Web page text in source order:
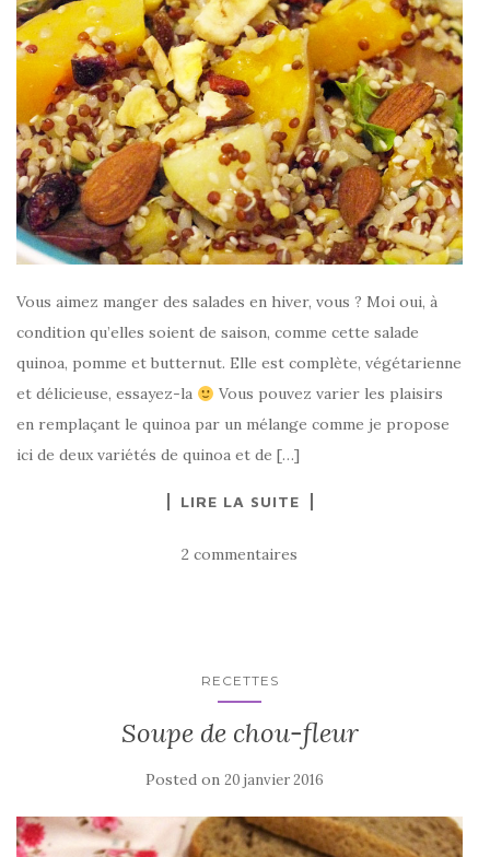
Vous aimez manger des salades en hiver, vous ? Moi oui, à
condition qu’elles soient de saison, comme cette salade
quinoa, pomme et butternut. Elle est complète, végétarienne
et délicieuse, essayez-la
Vous pouvez varier les plaisirs
en remplaçant le quinoa par un mélange comme je propose
ici de deux variétés de quinoa et de […]
LIRE LA SUITE
2 commentaires
RECETTES
Soupe de chou-fleur
Posted on 20 janvier 2016